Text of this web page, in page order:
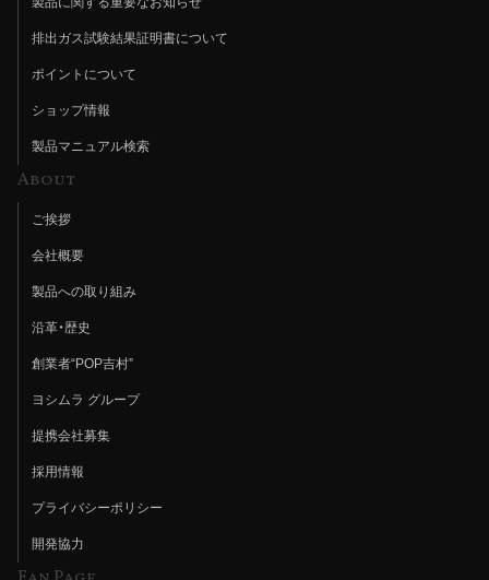
排出ガス試験結果証明書について
ポイントについて
ショップ情報
製品マニュアル検索
About
ご挨拶
会社概要
製品への取り組み
沿革・歴史
創業者“POP吉村”
ヨシムラ グループ
提携会社募集
採用情報
プライバシーポリシー
開発協力